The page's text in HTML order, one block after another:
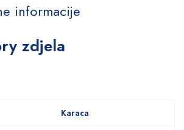
informacije
zdjela
Karaca